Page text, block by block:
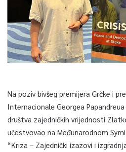
Na poziv bivšeg premijera Grčke i
Internacionale Georgea
društva zajedničkih vrijednosti
učestvovao na Međunarodnom
“Kriza – Zajednički izazovi i